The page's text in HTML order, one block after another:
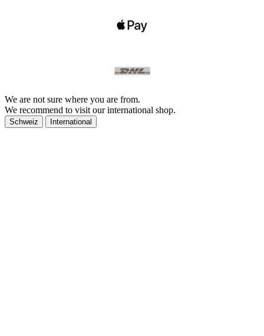
We are not sure where you are from.
We recommend to visit our international shop.
Schweiz International